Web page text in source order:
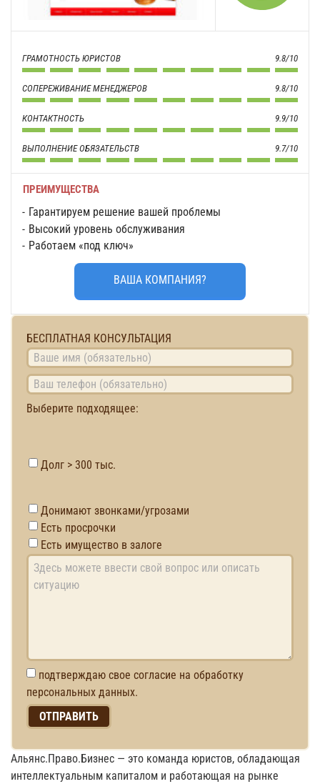
ГРАМОТНОСТЬ ЮРИСТОВ 9.8/10
СОПЕРЕЖИВАНИЕ МЕНЕДЖЕРОВ 9.8/10
КОНТАКТНОСТЬ 9.9/10
ВЫПОЛНЕНИЕ ОБЯЗАТЕЛЬСТВ 9.7/10
ПРЕИМУЩЕСТВА
Гарантируем решение вашей проблемы
Высокий уровень обслуживания
Работаем «под ключ»
ВАША КОМПАНИЯ?
БЕСПЛАТНАЯ КОНСУЛЬТАЦИЯ
Выберите подходящее:
Долг > 300 тыс.
Донимают звонками/угрозами
Есть просрочки
Есть имущество в залоге
подтверждаю свое согласие на обработку
персональных данных.
Альянс.Право.Бизнес — это команда юристов, обладающая
интеллектуальным капиталом и работающая на рынке